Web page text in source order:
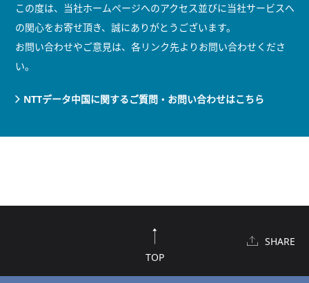
この度は、当社ホームページへのアクセス並びに当社サービスへ
の関心をお寄せ頂き、誠にありがとうございます。
お問い合わせやご意見は、各リンク先よりお問い合わせくださ
い。
NTTデータ中国に関するご質問・お問い合わせはこちら
TOP
SHARE